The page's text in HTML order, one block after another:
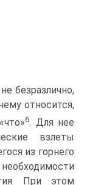
безразлично,
относится,
6. Для нее
взлеты
из горнего
При этом